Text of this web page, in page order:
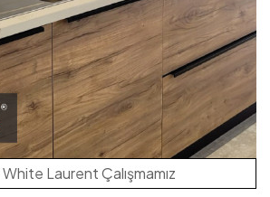
Laurent Çalışmamız